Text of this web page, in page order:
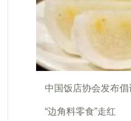
中国饭店协会发布
“边角料零食”走红